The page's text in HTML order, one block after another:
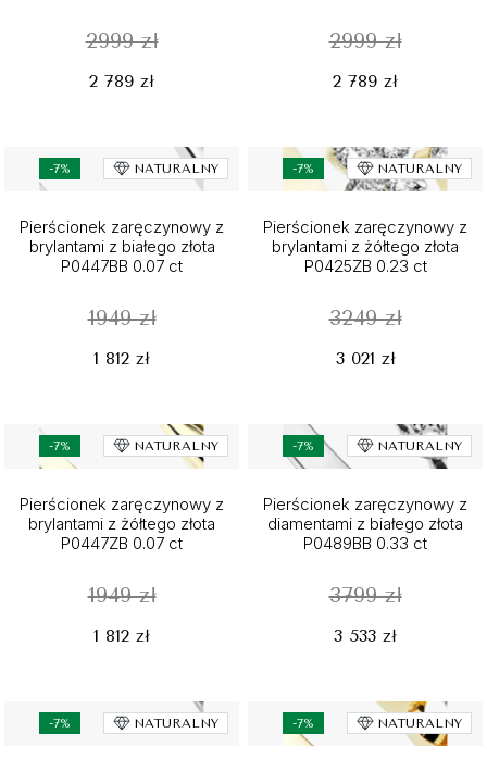
2999 zł
2 789 zł
2999 zł
2 789 zł
-7% NATURALNY
Pierścionek zaręczynowy z
brylantami z białego złota
P0447BB 0.07 ct
1949 zł
1 812 zł
-7% NATURALNY
Pierścionek zaręczynowy z
brylantami z żółtego złota
P0425ZB 0.23 ct
3249 zł
3 021 zł
-7% NATURALNY
Pierścionek zaręczynowy z
brylantami z żółtego złota
P0447ZB 0.07 ct
1949 zł
1 812 zł
-7% NATURALNY
Pierścionek zaręczynowy z
diamentami z białego złota
P0489BB 0.33 ct
3799 zł
3 533 zł
-7% NATURALNY -7% NATURALNY